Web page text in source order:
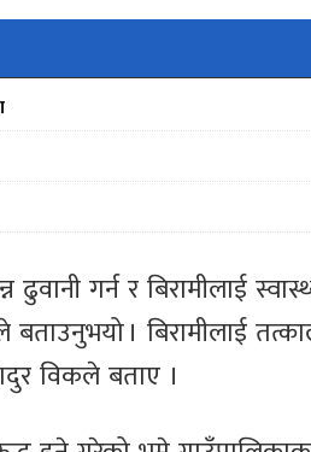
गर्न र बिरामीलाई
। बिरामीलाई
विकले बताए ।